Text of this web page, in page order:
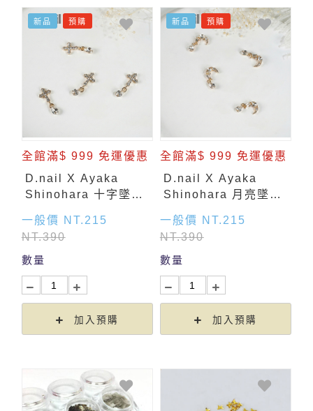
新品 預購
全館滿$ 999 免運優惠
D.nail X Ayaka
Shinohara 十字墜飾-
一般價 NT.215
NT.390
數量
加入預購
新品 預購
全館滿$ 999 免運優惠
D.nail X Ayaka
Shinohara 月亮墜飾-
一般價 NT.215
NT.390
數量
加入預購